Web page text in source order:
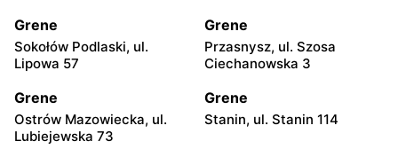
Grene
Sokołów Podlaski, ul.
Lipowa 57
Grene
Przasnysz, ul. Szosa
Ciechanowska 3
Grene
Ostrów Mazowiecka, ul.
Lubiejewska 73
Grene
Stanin, ul. Stanin 114